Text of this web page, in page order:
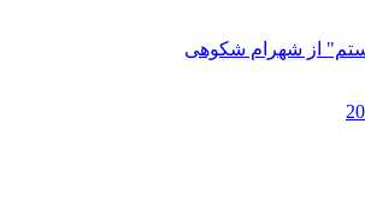
از شهرام شکوهی